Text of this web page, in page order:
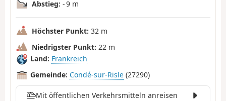
Abstieg: - 9 m
Höchster Punkt: 32 m
Niedrigster Punkt: 22 m
Land: Frankreich
Gemeinde: Condé-sur-Risle (27290)
Mit öffentlichen Verkehrsmitteln anreisen